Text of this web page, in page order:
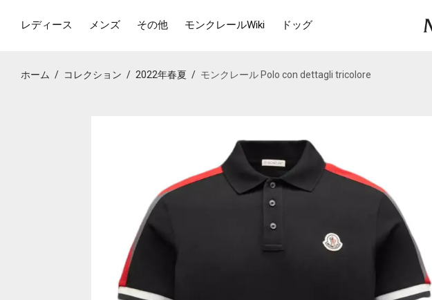
レディース メンズ その他 モンクレールWiki ドッグ
ホーム / コレクション / 2022年春夏 / モンクレール Polo con dettagli tricolore